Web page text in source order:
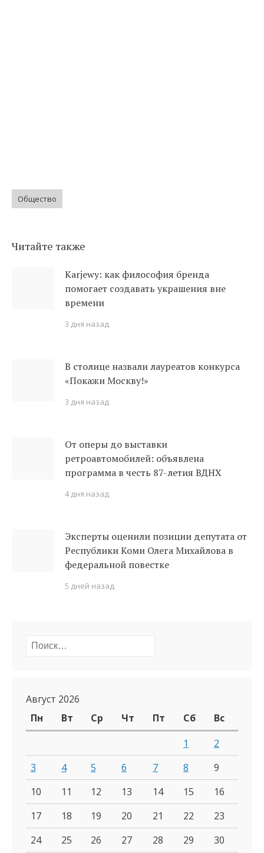
Общество
Читайте также
Karjewy: как философия бренда
помогает создавать украшения вне
времени
3 дня назад
В столице назвали лауреатов конкурса
«Покажи Москву!»
3 дня назад
От оперы до выставки
ретроавтомобилей: объявлена
программа в честь 87-летия ВДНХ
4 дня назад
Эксперты оценили позиции депутата от
Республики Коми Олега Михайлова в
федеральной повестке
5 дней назад
Найти:
Август 2026
Пн
Вт Ср Чт Пт Сб
Вс
1
2
3
4 5 6 7 8
9
10
11 12 13 14 15
16
17
18 19 20 21 22
23
24
25 26 27 28 29 30